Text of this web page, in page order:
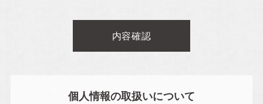
個人情報の取扱いについて